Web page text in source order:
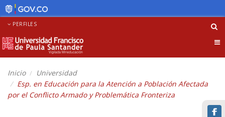
PERFILES
Inicio
Universidad
Esp. en Educación para la Atención a Población Afectada
por el Conflicto Armado y Problemática Fronteriza